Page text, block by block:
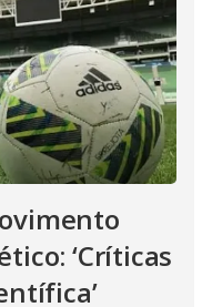
‘Críticas